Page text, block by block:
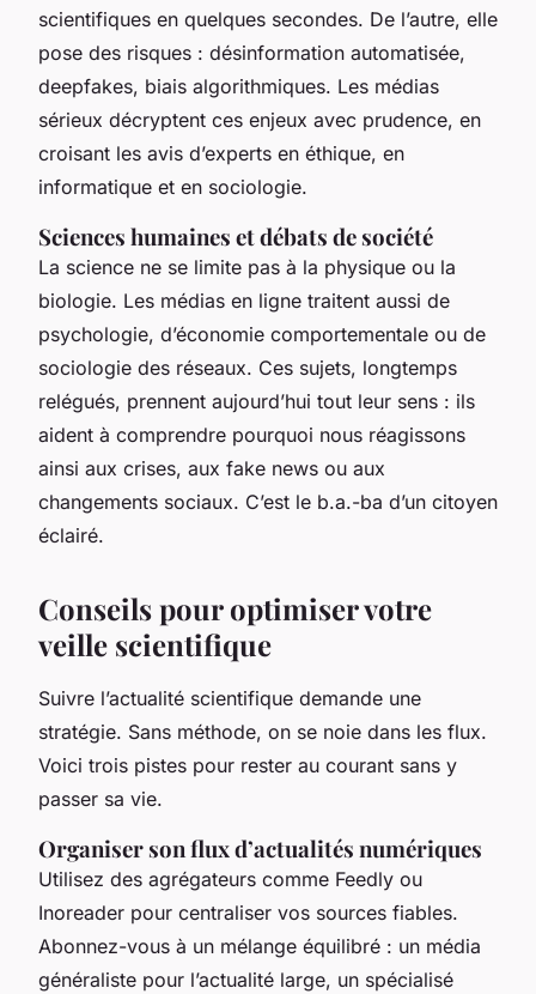
scientifiques en quelques secondes. De l’autre, elle
pose des risques : désinformation automatisée,
deepfakes, biais algorithmiques. Les médias
sérieux décryptent ces enjeux avec prudence, en
croisant les avis d’experts en éthique, en
informatique et en sociologie.
Sciences humaines et débats de société
La science ne se limite pas à la physique ou la
biologie. Les médias en ligne traitent aussi de
psychologie, d’économie comportementale ou de
sociologie des réseaux. Ces sujets, longtemps
relégués, prennent aujourd’hui tout leur sens : ils
aident à comprendre pourquoi nous réagissons
ainsi aux crises, aux fake news ou aux
changements sociaux. C’est le b.a.-ba d’un citoyen
éclairé.
Conseils pour optimiser votre
veille scientifique
Suivre l’actualité scientifique demande une
stratégie. Sans méthode, on se noie dans les flux.
Voici trois pistes pour rester au courant sans y
passer sa vie.
Organiser son flux d’actualités numériques
Utilisez des agrégateurs comme Feedly ou
Inoreader pour centraliser vos sources fiables.
Abonnez-vous à un mélange équilibré : un média
généraliste pour l’actualité large, un spécialisé